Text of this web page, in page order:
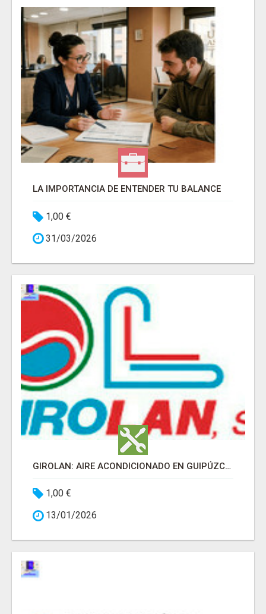
LA IMPORTANCIA DE ENTENDER TU BALANCE
1,00 €
31/03/2026
GIROLAN: AIRE ACONDICIONADO EN GUIPÚZCOA
1,00 €
13/01/2026